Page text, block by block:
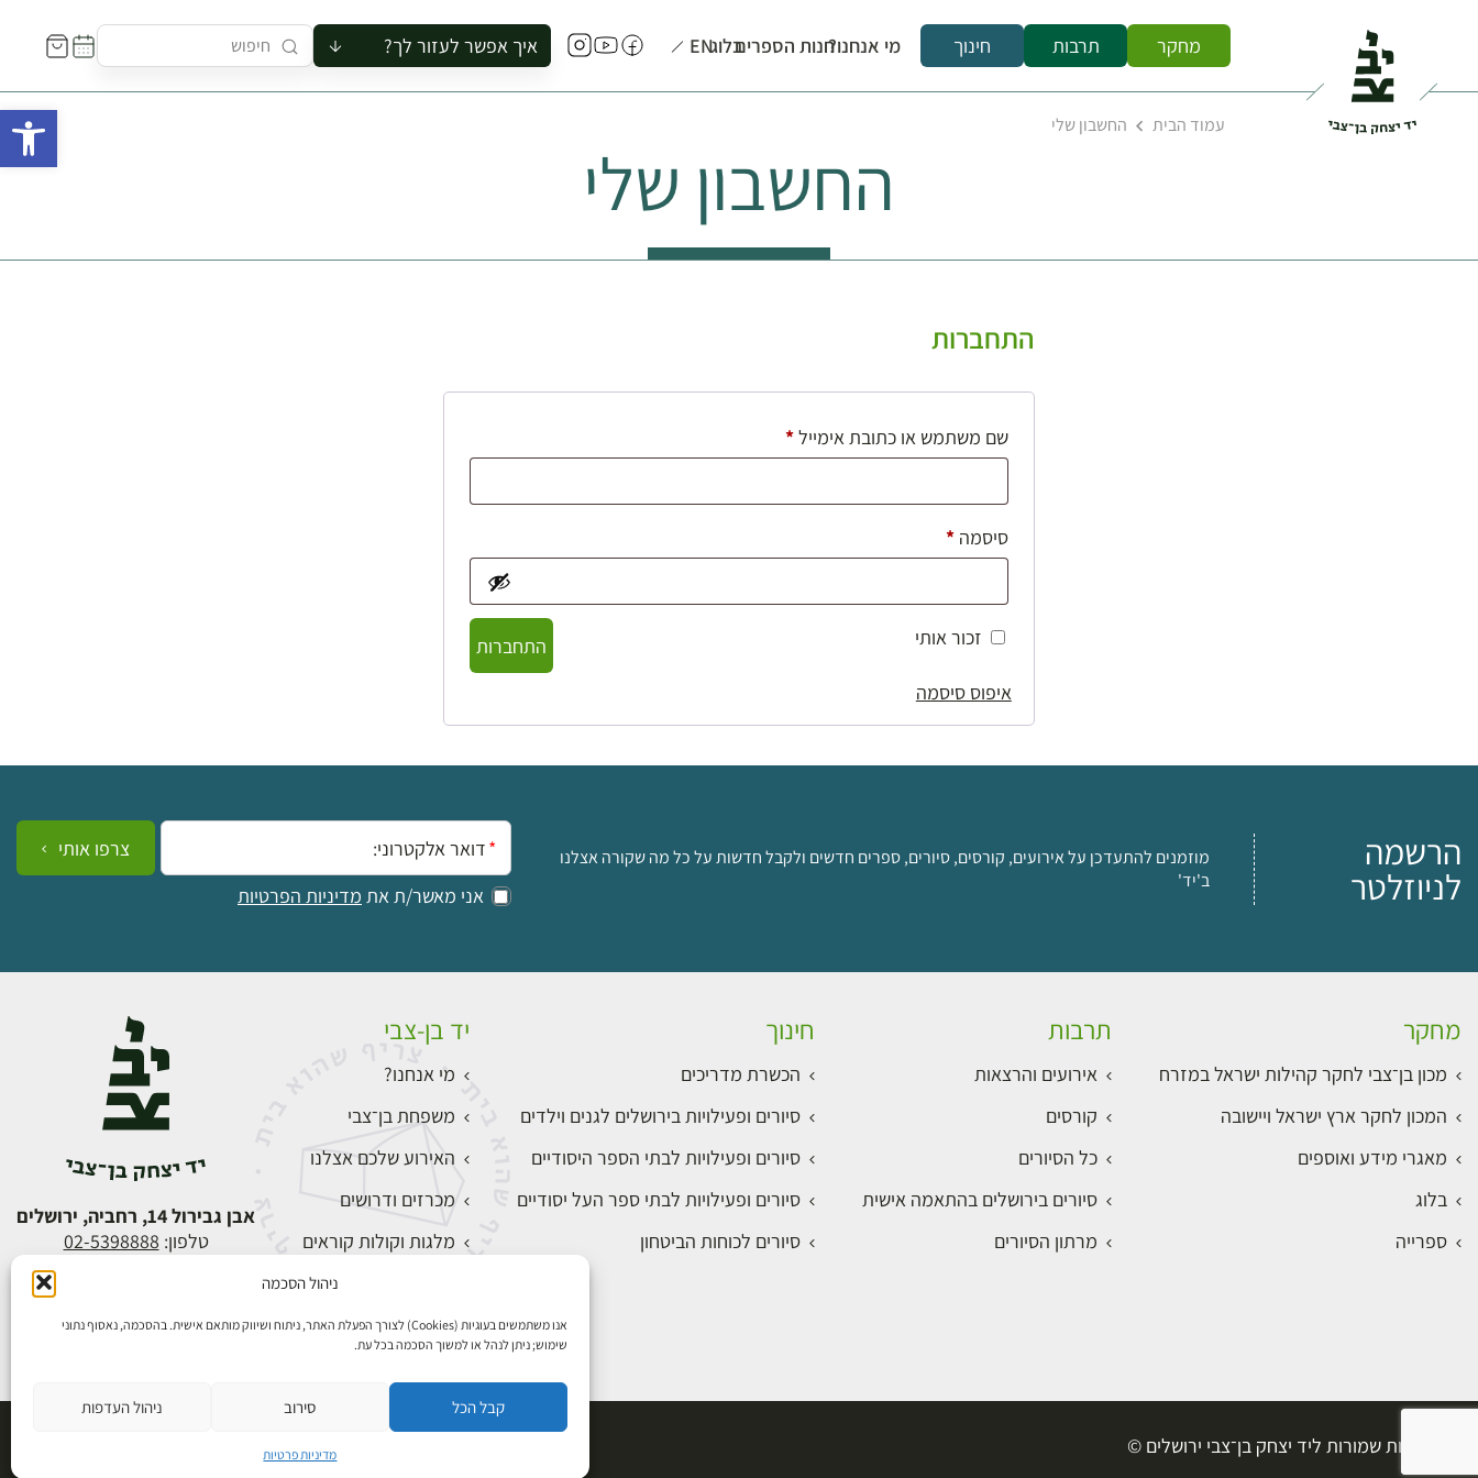
ניהול הסכמה
אנו משתמשים בעוגיות (Cookies) לצורך הפעלת האתר, ניתוח ושיווק מותאם אישית. בהסכמה, נאסוף נתוני
שימוש; ניתן לנהל או למשוך הסכמה בכל עת.
קבל הכל סירוב ניהול העדפות
מדיניות פרטיות
מחקר תרבות חינוך מי אנחנו?חנות הספריםבלוגEN איך אפשר לעזור לך?
להזמין סיור לקבוצה
לתאם ביקור בצריף
עמוד הבית החשבון שלי
החשבון שלי
התחברות
שם משתמש או כתובת אימייל*חובה
סיסמה*חובה
זכור אותי
התחברות
איפוס סיסמה
הרשמה
לניוזלטר
מוזמנים להתעדכן על אירועים, קורסים, סיורים, ספרים חדשים ולקבל חדשות על כל מה שקורה אצלנו
ב'יד'
אימייל:
אני מאשר/ת את מדיניות הפרטיות
צרפו אותי
מחקר
מכון בן־צבי לחקר קהילות ישראל במזרח
המכון לחקר ארץ ישראל ויישובה
מאגרי מידע ואוספים
בלוג
ספרייה
תרבות
אירועים והרצאות
קורסים
כל הסיורים
סיורים בירושלים בהתאמה אישית
מרתון הסיורים
חינוך
הכשרת מדריכים
סיורים ופעילויות בירושלים לגנים וילדים
סיורים ופעילויות לבתי הספר היסודיים
סיורים ופעילויות לבתי ספר העל יסודיים
סיורים לכוחות הביטחון
יד בן-צבי
מי אנחנו?
משפחת בן־צבי
האירוע שלכם אצלנו
מכרזים ודרושים
מלגות וקולות קוראים
התחברות
אבן גבירול 14, רחביה, ירושלים
טלפון: 02-5398888
כל הזכויות שמורות ליד יצחק בן־צבי ירושלים ©